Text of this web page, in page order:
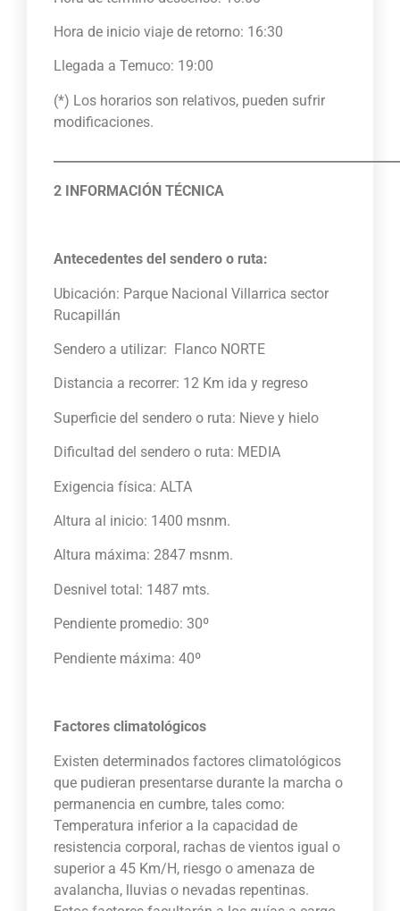
Hora de inicio viaje de retorno: 16:30
Llegada a Temuco: 19:00
(*) Los horarios son relativos, pueden sufrir
modificaciones.
2 INFORMACIÓN TÉCNICA
Antecedentes del sendero o ruta:
Ubicación: Parque Nacional Villarrica sector
Rucapillán
Sendero a utilizar: Flanco NORTE
Distancia a recorrer: 12 Km ida y regreso
Superficie del sendero o ruta: Nieve y hielo
Dificultad del sendero o ruta: MEDIA
Exigencia física: ALTA
Altura al inicio: 1400 msnm.
Altura máxima: 2847 msnm.
Desnivel total: 1487 mts.
Pendiente promedio: 30º
Pendiente máxima: 40º
Factores climatológicos
Existen determinados factores climatológicos
que pudieran presentarse durante la marcha o
permanencia en cumbre, tales como:
Temperatura inferior a la capacidad de
resistencia corporal, rachas de vientos igual o
superior a 45 Km/H, riesgo o amenaza de
avalancha, lluvias o nevadas repentinas.